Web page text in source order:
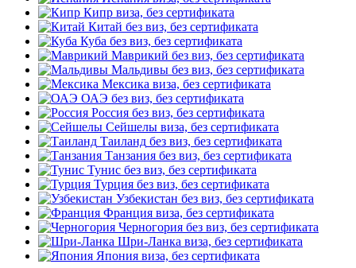
Кипр виза, без сертификата
Китай без виз, без сертификата
Куба без виз, без сертификата
Маврикий без виз, без сертификата
Мальдивы без виз, без сертификата
Мексика виза, без сертификата
ОАЭ без виз, без сертификата
Россия без виз, без сертификата
Сейшелы виза, без сертификата
Таиланд без виз, без сертификата
Танзания без виз, без сертификата
Тунис без виз, без сертификата
Турция без виз, без сертификата
Узбекистан без виз, без сертификата
Франция виза, без сертификата
Черногория без виз, без сертификата
Шри-Ланка виза, без сертификата
Япония виза, без сертификата